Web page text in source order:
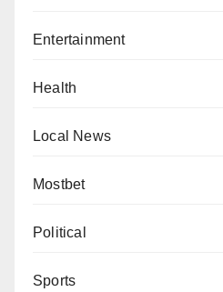
Entertainment
Health
Local News
Mostbet
Political
Sports